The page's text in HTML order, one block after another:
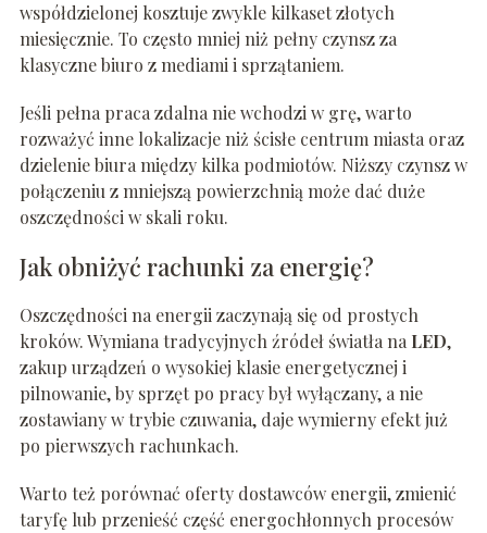
współdzielonej kosztuje zwykle kilkaset złotych
miesięcznie. To często mniej niż pełny czynsz za
klasyczne biuro z mediami i sprzątaniem.
Jeśli pełna praca zdalna nie wchodzi w grę, warto
rozważyć inne lokalizacje niż ścisłe centrum miasta oraz
dzielenie biura między kilka podmiotów. Niższy czynsz w
połączeniu z mniejszą powierzchnią może dać duże
oszczędności w skali roku.
Jak obniżyć rachunki za energię?
Oszczędności na energii zaczynają się od prostych
kroków. Wymiana tradycyjnych źródeł światła naLED,
zakup urządzeń o wysokiej klasie energetycznej i
pilnowanie, by sprzęt po pracy był wyłączany, a nie
zostawiany w trybie czuwania, daje wymierny efekt już
po pierwszych rachunkach.
Warto też porównać oferty dostawców energii, zmienić
taryfę lub przenieść część energochłonnych procesów